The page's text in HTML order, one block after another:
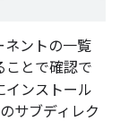
ネントの一覧
ことで確認で
インストール
サブディレク